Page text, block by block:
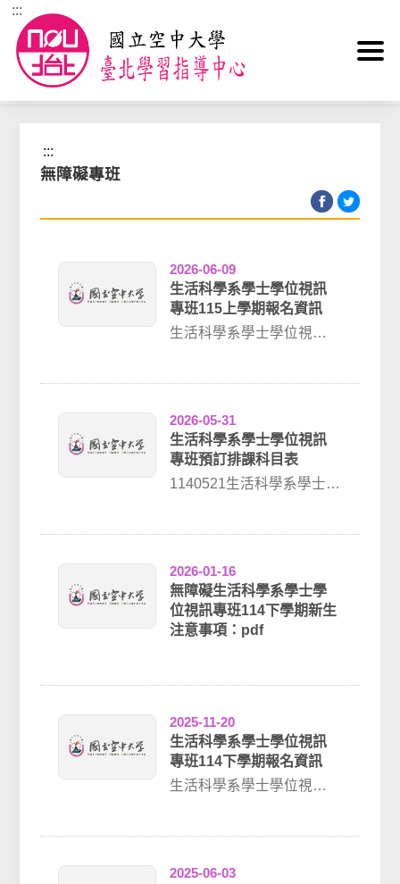
跳到主要內容區塊
:::
首頁>
:::
無障礙專班
2026-06-09
生活科學系學士學位視訊
專班115上學期報名資訊
生活科學系學士學位視訊
2026-05-31
生活科學系學士學位視訊
專班預訂排課科目表
1140521生活科學系學士學
2026-01-16
無障礙生活科學系學士學
位視訊專班114下學期新生
注意事項：pdf
2025-11-20
生活科學系學士學位視訊
專班114下學期報名資訊
生活科學系學士學位視訊
2025-06-03